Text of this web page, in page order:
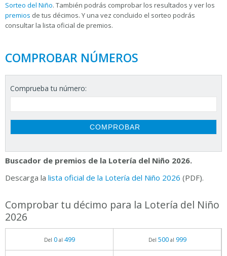
Sorteo del Niño. También podrás comprobar los resultados y ver los
premios de tus décimos. Y una vez concluido el sorteo podrás
consultar la lista oficial de premios.
COMPROBAR NÚMEROS
Comprueba tu número:
Buscador de premios de la Lotería del Niño 2026.
Descarga la lista oficial de la Lotería del Niño 2026 (PDF).
Comprobar tu décimo para la Lotería del Niño
2026
Del 0al 499 Del 500al 999